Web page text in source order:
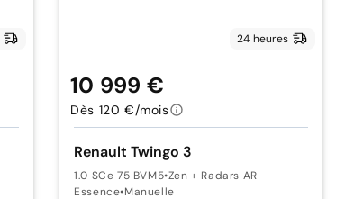
24 heures
Renault Twingo 3
1.0 SCe 75 BVM5•Zen + Radars AR
Essence•Manuelle
10 999 €
Dès 120 €/mois